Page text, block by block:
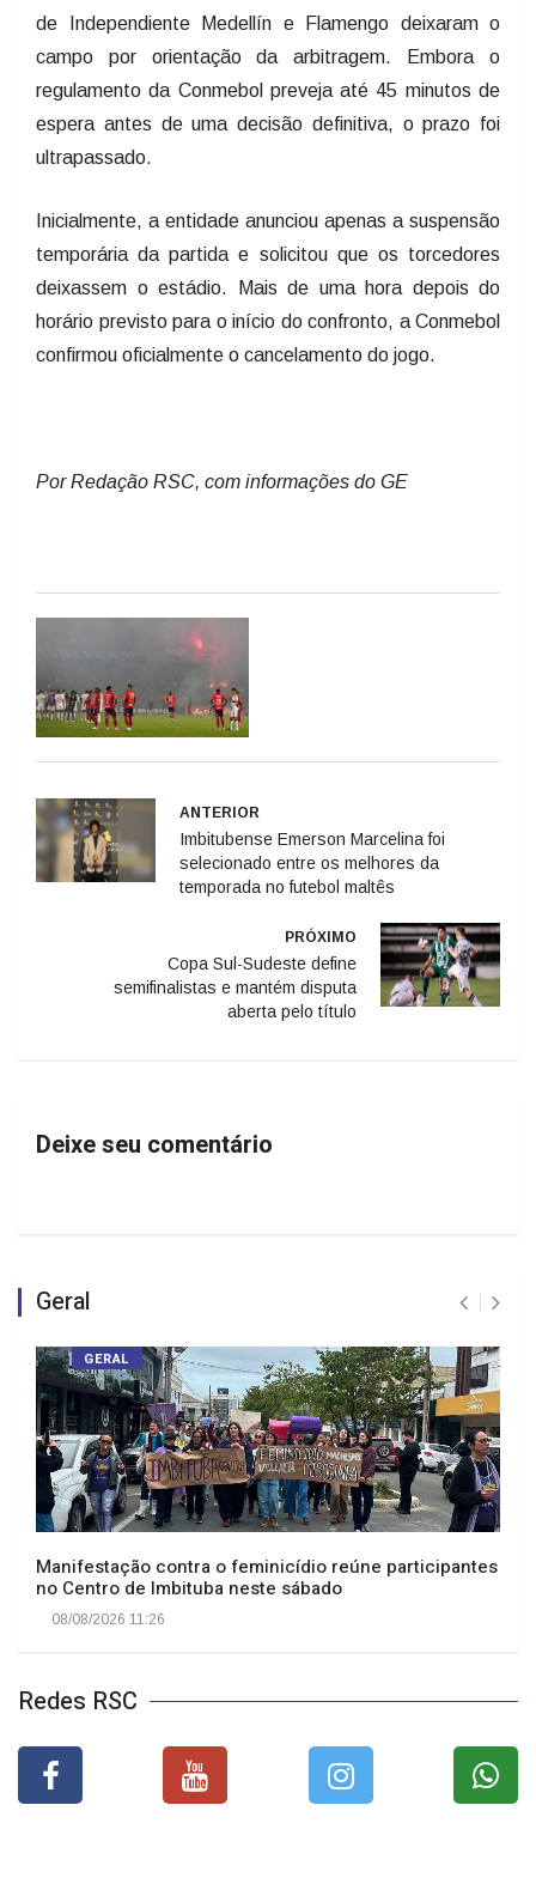
de Independiente Medellín e Flamengo deixaram o
campo por orientação da arbitragem. Embora o
regulamento da Conmebol preveja até 45 minutos de
espera antes de uma decisão definitiva, o prazo foi
ultrapassado.
Inicialmente, a entidade anunciou apenas a suspensão
temporária da partida e solicitou que os torcedores
deixassem o estádio. Mais de uma hora depois do
horário previsto para o início do confronto, a Conmebol
confirmou oficialmente o cancelamento do jogo.
Por Redação RSC, com informações do GE
ANTERIOR
Imbitubense Emerson Marcelina foi
selecionado entre os melhores da
temporada no futebol maltês
PRÓXIMO
Copa Sul-Sudeste define
semifinalistas e mantém disputa
aberta pelo título
Deixe seu comentário
Geral
GERAL
Manifestação contra o feminicídio reúne participantes
no Centro de Imbituba neste sábado
08/08/2026 11:26
Redes RSC